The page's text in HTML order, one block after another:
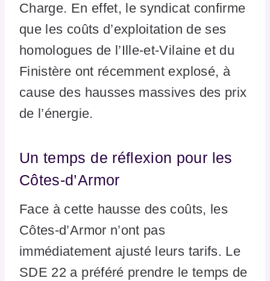
Charge. En effet, le syndicat confirme
que les coûts d’exploitation de ses
homologues de l’Ille-et-Vilaine et du
Finistère ont récemment explosé, à
cause des hausses massives des prix
de l’énergie.
Un temps de réflexion pour les
Côtes-d’Armor
Face à cette hausse des coûts, les
Côtes-d’Armor n’ont pas
immédiatement ajusté leurs tarifs. Le
SDE 22 a préféré prendre le temps de